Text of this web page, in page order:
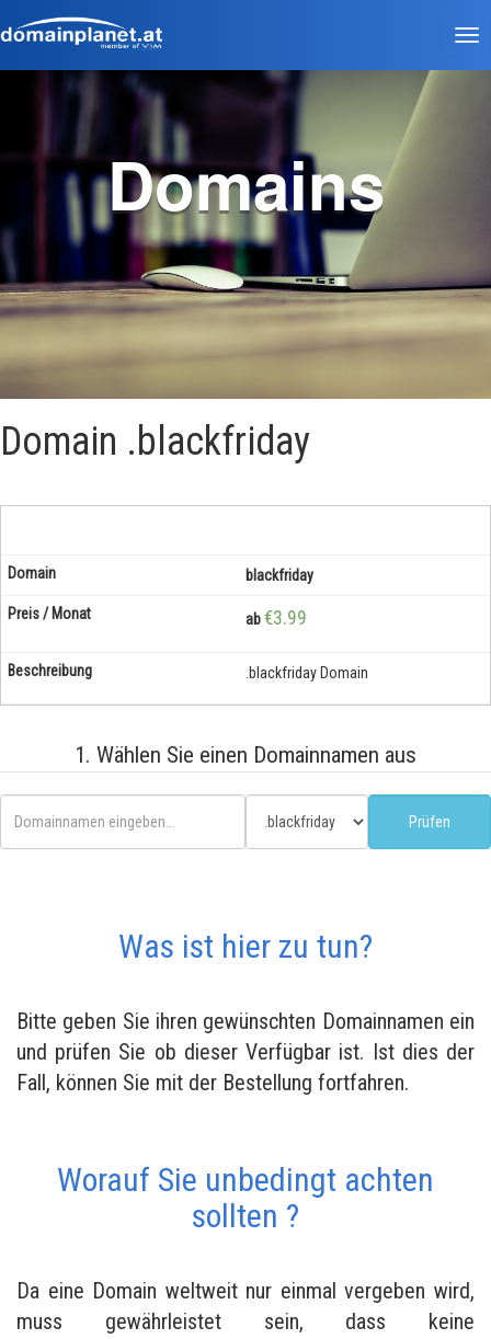
Domains
Domain .blackfriday
blackfriday
ab€3.99
.blackfriday Domain
1. Wählen Sie einen Domainnamen aus
Was ist hier zu tun?
Bitte geben Sie ihren gewünschten Domainnamen ein
und prüfen Sie ob dieser Verfügbar ist. Ist dies der
Fall, können Sie mit der Bestellung fortfahren.
Worauf Sie unbedingt achten
sollten ?
Da eine Domain weltweit nur einmal vergeben wird,
muss gewährleistet sein, dass keine